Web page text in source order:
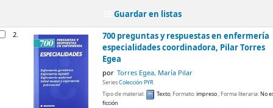
Guardar en listas
2.
700 preguntas y respuestas en enfermería
especialidadescoordinadora, Pilar Torres
Egea
por Torres Egea, María Pilar
SeriesColección PYR
Tipo de material:
Texto; Formato:impreso; Forma literaria:No
ficción